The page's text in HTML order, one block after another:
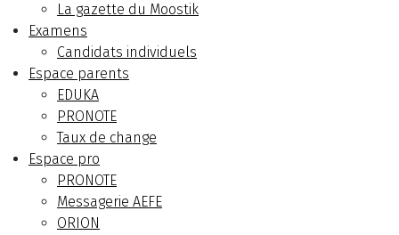
La gazette du Moostik
Examens
Candidats individuels
Espace parents
EDUKA
PRONOTE
Taux de change
Espace pro
PRONOTE
Messagerie AEFE
ORION